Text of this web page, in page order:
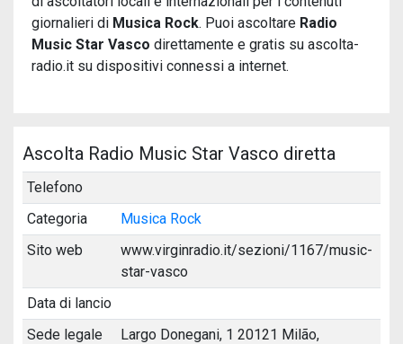
giornalieri di Musica Rock. Puoi ascoltare Radio
Music Star Vasco direttamente e gratis su ascolta-
radio.it su dispositivi connessi a internet.
Ascolta Radio Music Star Vasco diretta
Telefono
Categoria
Musica Rock
Sito web
www.virginradio.it/sezioni/1167/music-
star-vasco
Data di lancio
Sede legale
Largo Donegani, 1 20121 Milão,